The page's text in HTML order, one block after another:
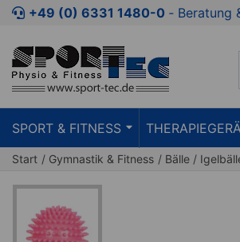
Zum Kaufbereich springen Zur
+49 (0) 6331 1480-0 ‐ Beratung
SPORT & FITNESS
Start Gymnastik & Fitness Bälle